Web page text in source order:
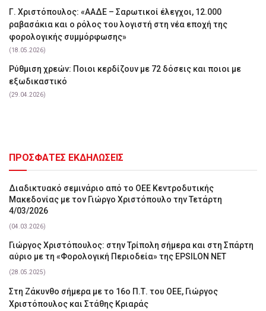
Γ. Χριστόπουλος: «ΑΑΔΕ – Σαρωτικοί έλεγχοι, 12.000
ραβασάκια και ο ρόλος του λογιστή στη νέα εποχή της
φορολογικής συμμόρφωσης»
(18.05.2026)
Ρύθμιση χρεών: Ποιοι κερδίζουν με 72 δόσεις και ποιοι με
εξωδικαστικό
(29.04.2026)
ΠΡΟΣΦΑΤΕΣ ΕΚΔΗΛΩΣΕΙΣ
Διαδικτυακό σεμινάριο από το ΟΕΕ Κεντροδυτικής
Μακεδονίας με τον Γιώργο Χριστόπουλο την Τετάρτη
4/03/2026
(04.03.2026)
Γιώργος Χριστόπουλος: στην Τρίπολη σήμερα και στη Σπάρτη
αύριο με τη «Φορολογική Περιοδεία» της EPSILON NET
(28.05.2025)
Στη Ζάκυνθο σήμερα με το 16ο Π.Τ. του ΟΕΕ, Γιώργος
Χριστόπουλος και Στάθης Κριαράς